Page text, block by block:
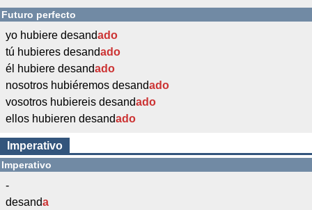
Futuro perfecto
yo hubiere desandado
tú hubieres desandado
él hubiere desandado
nosotros hubiéremos desandado
vosotros hubiereis desandado
ellos hubieren desandado
Imperativo
Imperativo
-
desanda